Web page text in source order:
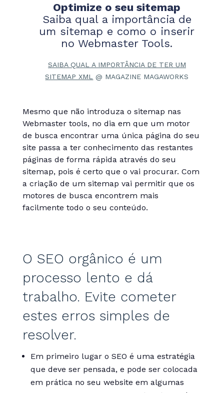
Optimize o seu sitemap
Saiba qual a importância de
um sitemap e como o inserir
no Webmaster Tools.
SAIBA QUAL A IMPORTÂNCIA DE TER UM
SITEMAP XML
@ MAGAZINE MAGAWORKS
Mesmo que não introduza o sitemap nas
Webmaster tools, no dia em que um motor
de busca encontrar uma única página do seu
site passa a ter conhecimento das restantes
páginas de forma rápida através do seu
sitemap, pois é certo que o vai procurar. Com
a criação de um sitemap vai permitir que os
motores de busca encontrem mais
facilmente todo o seu conteúdo.
O SEO orgânico é um
processo lento e dá
trabalho. Evite cometer
estes erros simples de
resolver.
Em primeiro lugar o SEO é uma estratégia
que deve ser pensada, e pode ser colocada
em prática no seu website em algumas